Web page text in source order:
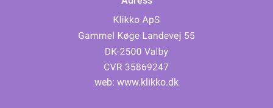
web: www.klikko.dk